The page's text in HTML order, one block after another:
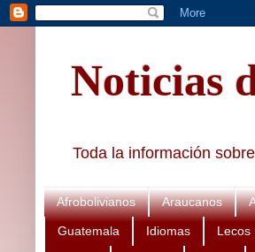
Noticias
Toda la información
Afrobolivianos Araucanos
Guatemala Idiomas Lecos